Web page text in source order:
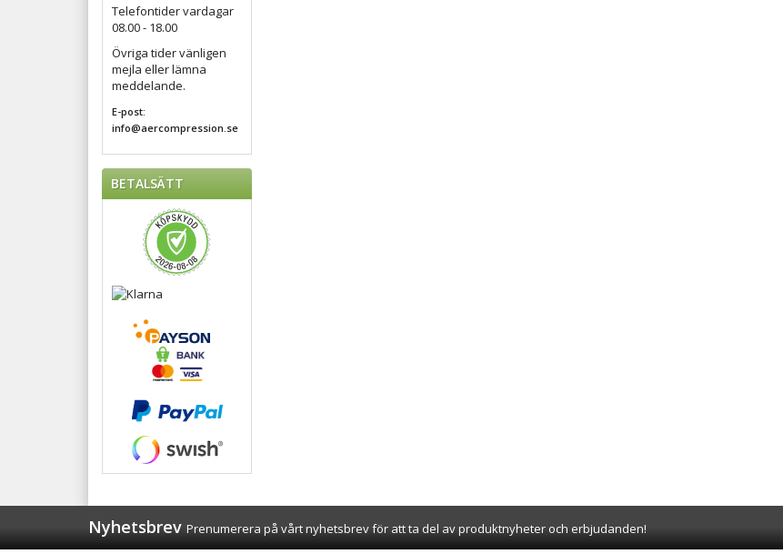
Telefontider vardagar
08.00 - 18.00
Övriga tider vänligen
mejla eller lämna
meddelande.
E-post:
info@aercompression.se
BETALSÄTT
Nyhetsbrev Prenumerera på vårt nyhetsbrev för att ta del av produktnyheter och erbjudanden!